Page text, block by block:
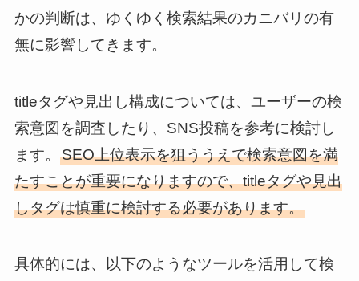
かの判断は、ゆくゆく検索結果のカニバリの有
無に影響してきます。
titleタグや見出し構成については、ユーザーの検
索意図を調査したり、SNS投稿を参考に検討し
ます。 SEO上位表示を狙ううえで検索意図を満
たすことが重要になりますので、titleタグや見出
しタグは慎重に検討する必要があります。
具体的には、以下のようなツールを活用して検